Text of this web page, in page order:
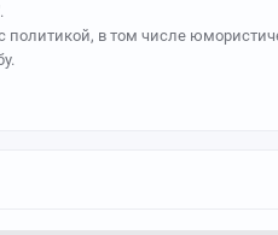
в том числе
в собственных постах, если
чьих-то интересов